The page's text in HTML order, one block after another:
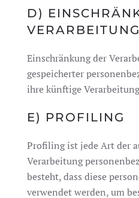
D)
VERARBEITUNG
Einschränkung der
gespeicherter
ihre künftige
E) PROFILING
Profiling ist jede Art der
Verarbeitung
besteht, dass diese
verwendet werden, um